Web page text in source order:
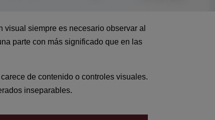
siempre es necesario observar al
parte con más significado que en las
de contenido o controles visuales.
inseparables.